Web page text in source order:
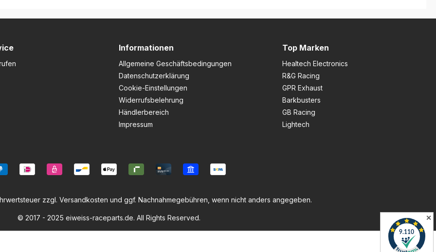
Informationen
Allgemeine Geschäftsbedingungen
Datenschutzerklärung
Cookie-Einstellungen
Widerrufsbelehrung
Händlerbereich
Impressum
Top Marken
Healtech Electronics
R&G Racing
GPR Exhaust
Barkbusters
GB Racing
Lightech
zzgl. Versandkosten und ggf. Nachnahmegebühren, wenn nicht anders angegeben.
© 2017 - 2025 eiweiss-raceparts.de. All Rights Reserved. ✕